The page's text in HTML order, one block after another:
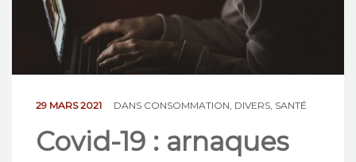
NOS ACTIONS
CONTACT
29 MARS 2021 DANS CONSOMMATION DIVERS SANTÉ
Covid-19 : arnaques